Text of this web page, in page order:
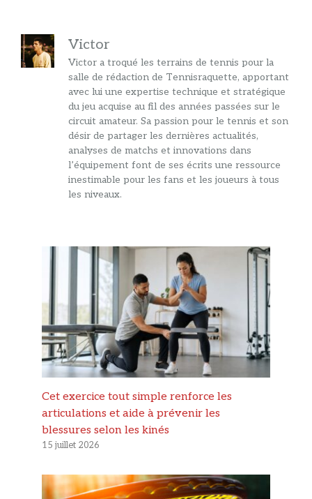
Victor
Victor a troqué les terrains de tennis pour la
salle de rédaction de Tennisraquette, apportant
avec lui une expertise technique et stratégique
du jeu acquise au fil des années passées sur le
circuit amateur. Sa passion pour le tennis et son
désir de partager les dernières actualités,
analyses de matchs et innovations dans
l’équipement font de ses écrits une ressource
inestimable pour les fans et les joueurs à tous
les niveaux.
Cet exercice tout simple renforce les
articulations et aide à prévenir les
blessures selon les kinés
15 juillet 2026